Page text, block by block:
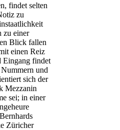
findet selten
zu
zu einer
Blick fallen
einen Reiz
Eingang findet
und
sich der
Mezzanin
sei; in einer
Züricher